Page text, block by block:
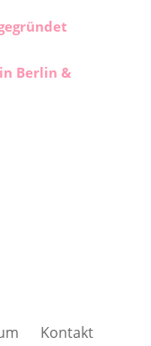
Berlin &
Kontakt